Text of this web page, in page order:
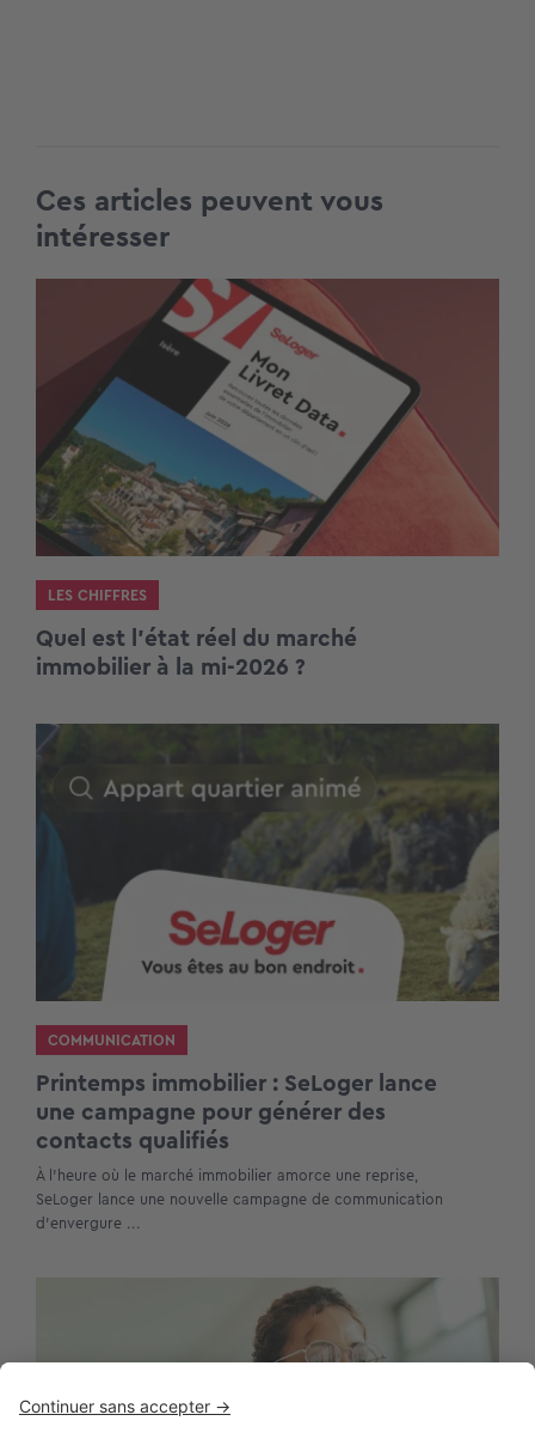
Ces articles peuvent vous
intéresser
LES CHIFFRES
Quel est l’état réel du marché
immobilier à la mi-2026 ?
COMMUNICATION
Printemps immobilier : SeLoger lance
une campagne pour générer des
contacts qualifiés
À l’heure où le marché immobilier amorce une reprise,
SeLoger lance une nouvelle campagne de communication
d’envergure ...